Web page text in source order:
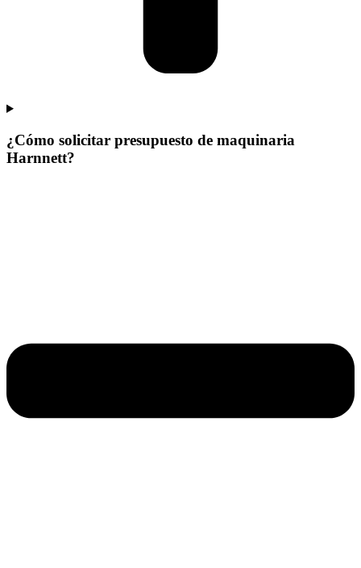
¿Cómo solicitar presupuesto de maquinaria
Harnnett?